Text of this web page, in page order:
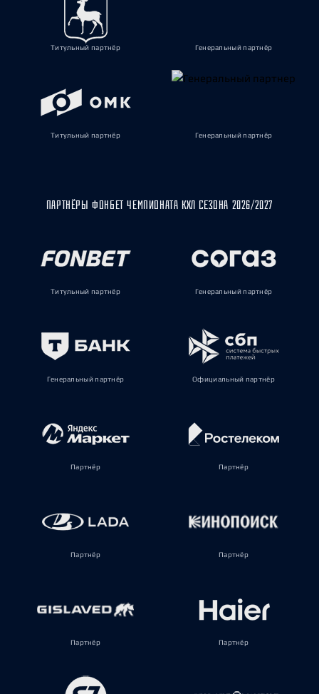
Титульный партнёр Генеральный партнёр
Титульный партнёр Генеральный партнёр
ПАРТНЁРЫ ФОНБЕТ ЧЕМПИОНАТА КХЛ СЕЗОНА 2026/2027
Титульный партнёр Генеральный партнёр
Генеральный партнёр Официальный партнёр
Партнёр Партнёр
Партнёр Партнёр
Партнёр Партнёр